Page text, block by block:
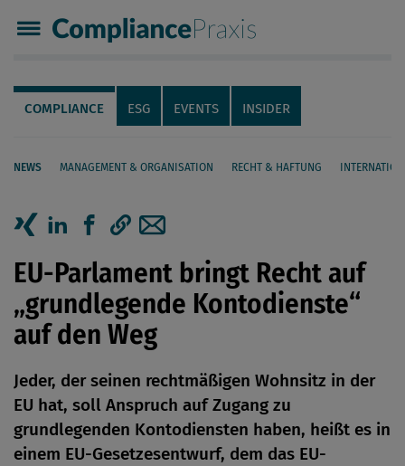
Compliance Praxis
Servicenavigation
Navigation
COMPLIANCE ESG EVENTS INSIDER
NEWS MANAGEMENT & ORGANISATION RECHT & HAFTUNG
Seiteninhalt
Artikel auf Xing teilen
Artikel auf linkedIn teilen
Artikel auf Facebook teilen
Artikellink kopieren
Artikel per Mail teilen
EU-Parlament bringt Recht auf
„grundlegende Kontodienste“
auf den Weg
Jeder, der seinen rechtmäßigen Wohnsitz in der
EU hat, soll Anspruch auf Zugang zu
grundlegenden Kontodiensten haben, heißt es in
einem EU-Gesetzesentwurf, dem das EU-